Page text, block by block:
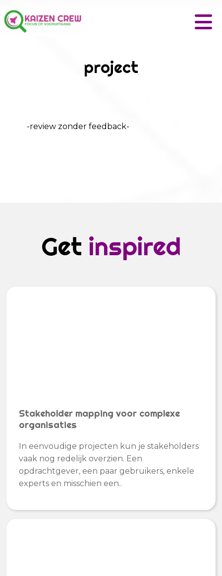
project
-review zonder feedback-
Get inspired
Stakeholder mapping voor complexe
organisaties
In eenvoudige projecten kun je stakeholders
vaak nog redelijk overzien. Een
opdrachtgever, een paar gebruikers, enkele
experts en misschien een..